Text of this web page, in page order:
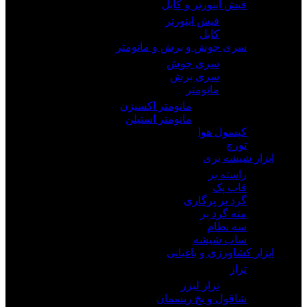
فیش اینورتر و کابل
فیش اینورتر
کابل
سری جوش و برش و مانومتر
سری جوش
سری برش
مانومتر
مانومتر اکسیژن
مانومتر استیلن
کپسول هوا
تورچ
ابزار شیشه بری
راسته بر
قاب پک
گرد بر پرگاری
مته گرد بر
سه نظام
ساب شیشه
ابزار کشاورزی و باغبانی
تراز
تراز لیزر
شاقول و نخ ریسمان